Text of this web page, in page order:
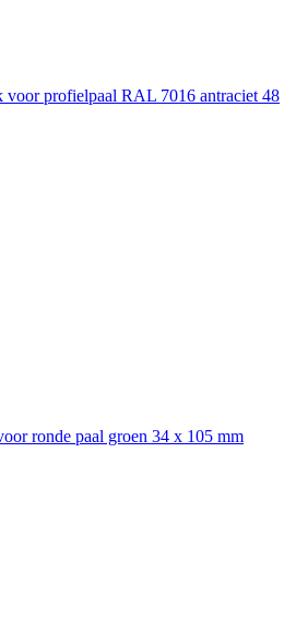
voor profielpaal RAL 7016 antraciet 48
ronde paal groen 34 x 105 mm